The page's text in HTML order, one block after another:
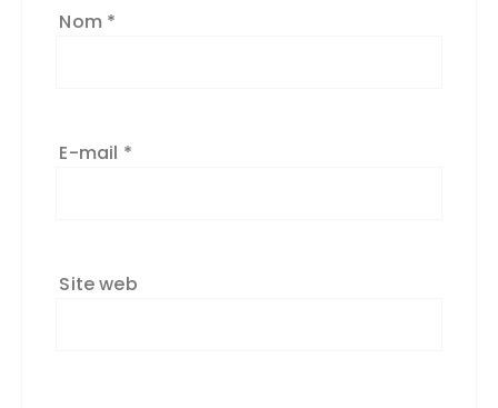
Nom *
E-mail *
Site web